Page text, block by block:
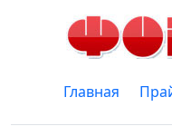
Главная